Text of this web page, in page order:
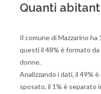
Quanti
Il comune di Mazzarino
questi il 48% è formato
donne.
Analizzando i dati, il 49%
sposato, il 1% è separato